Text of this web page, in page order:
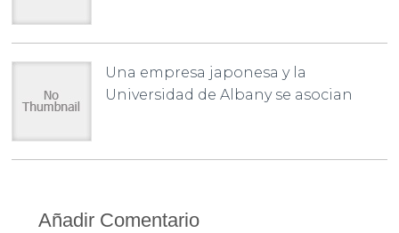
Una empresa japonesa y la
Universidad de Albany se asocian
Añadir Comentario